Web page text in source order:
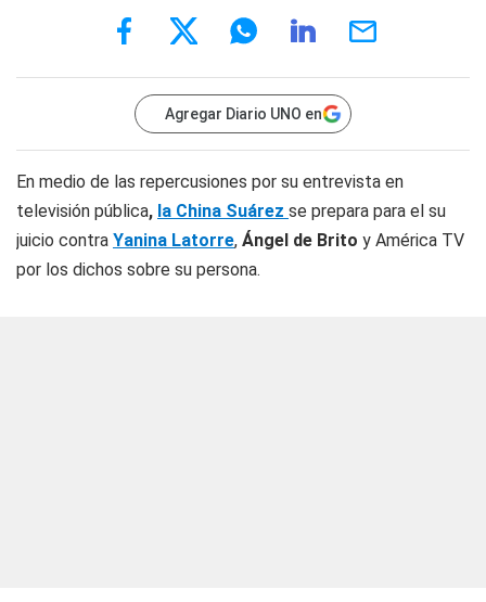
Agregar Diario UNO en
En medio de las repercusiones por su entrevista en
televisión pública, la China Suárez se prepara para el su
juicio contra Yanina Latorre, Ángel de Brito y América TV
por los dichos sobre su persona.